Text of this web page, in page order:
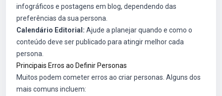
infográficos e postagens em blog, dependendo das
preferências da sua persona.
Calendário Editorial: Ajude a planejar quando e como o
conteúdo deve ser publicado para atingir melhor cada
persona.
Principais Erros ao Definir Personas
Muitos podem cometer erros ao criar personas. Alguns dos
mais comuns incluem: